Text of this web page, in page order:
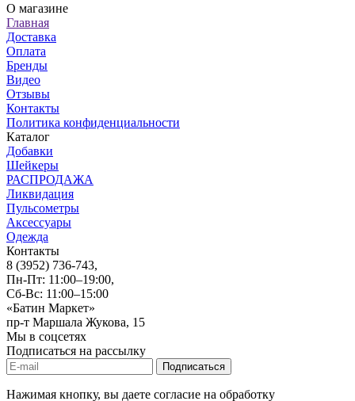
О магазине
Главная
Доставка
Оплата
Бренды
Видео
Отзывы
Контакты
Политика конфиденциальности
Каталог
Добавки
Шейкеры
РАСПРОДАЖА
Ликвидация
Пульсометры
Аксессуары
Одежда
Контакты
8 (3952) 736-743,
Пн-Пт: 11:00–19:00,
Сб-Вс: 11:00–15:00
«Батин Маркет»
пр-т Маршала Жукова, 15
Мы в соцсетях
Подписаться на рассылку
Нажимая кнопку, вы даете согласие на обработку